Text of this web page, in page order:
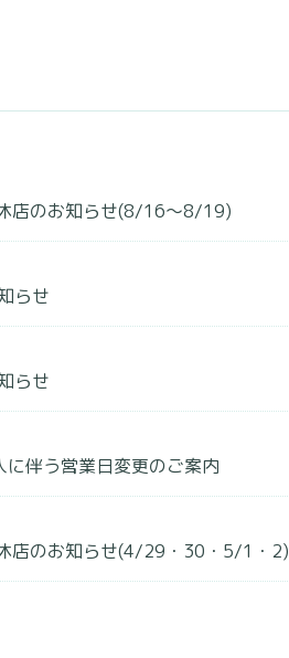
店のお知らせ(8/16～8/19)
らせ
らせ
伴う営業日変更のご案内
店のお知らせ(4/29・30・5/1・2)